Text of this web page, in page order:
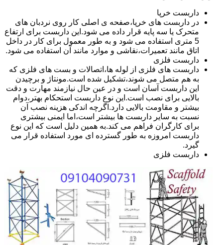
داربست خرپا
در داربست های خرپا،صفحه ی اصلی کار روی نردبان های
متحرک یا سه پایه قرار داده می شود.این داربست برای ارتفاع
5 متری استفاده می شود و به طور معمول برای کار در داخل
اتاق مانند تعمیرات،نقاشی و موارد مانند آن استفاده می شود.
داربست فلزی
داربست های فلزی از لوله ها،اتصالات و بست های فلزی که
به هم متصل می شوند،تشکیل شده است.مونتاژ و برچیدن
این داربست آسان است و در عین حال نیازمند مهارت و دقت
بالایی برای نصب است.این نوع داربست استحکام بهتر،دوام
بیشتر و مقاومت بالایی دارد.اگرچه اندکی هزینه نصب آن
نسبت به سایر داربست ها بیشتر است،اما ایمنی بیشتری
برای کارگران فراهم می کند.به همین دلیل است که این نوع
داربست امروزه به طور گسترده ای مورد استفاده قرار می
گیرد.
داربست فلزی